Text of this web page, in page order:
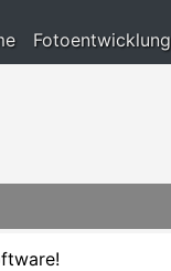
Fotoentwicklung